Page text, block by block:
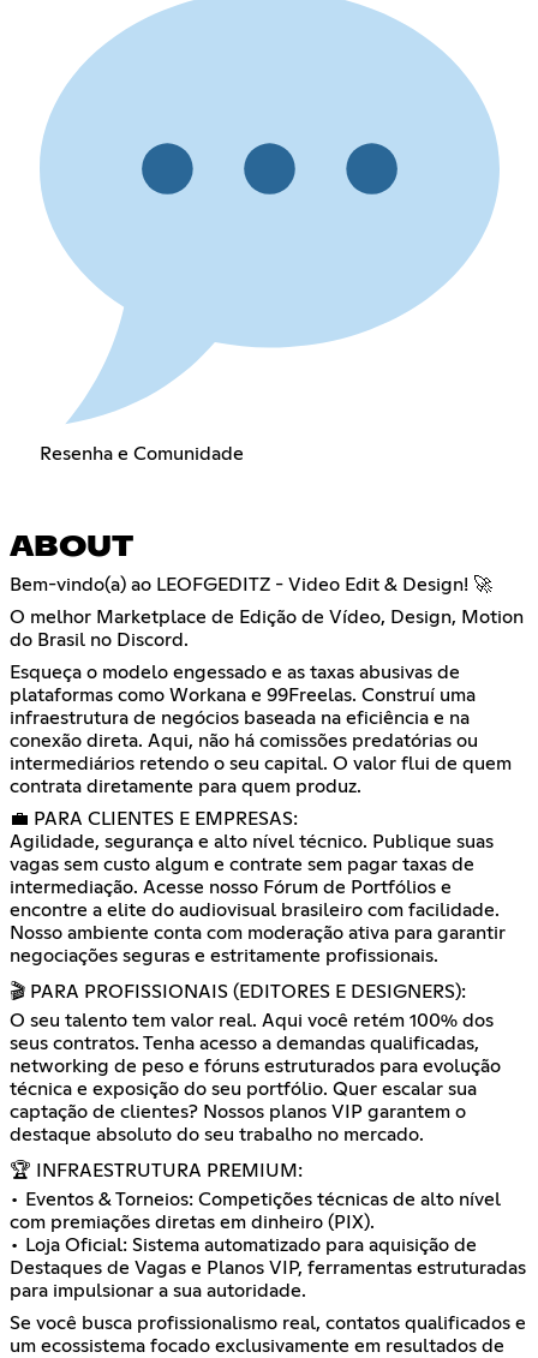
Resenha e Comunidade
ABOUT
Bem-vindo(a) ao LEOFGEDITZ - Video Edit & Design! 🚀
O melhor Marketplace de Edição de Vídeo, Design, Motion
do Brasil no Discord.
Esqueça o modelo engessado e as taxas abusivas de
plataformas como Workana e 99Freelas. Construí uma
infraestrutura de negócios baseada na eficiência e na
conexão direta. Aqui, não há comissões predatórias ou
intermediários retendo o seu capital. O valor flui de quem
contrata diretamente para quem produz.
💼 PARA CLIENTES E EMPRESAS:
Agilidade, segurança e alto nível técnico. Publique suas
vagas sem custo algum e contrate sem pagar taxas de
intermediação. Acesse nosso Fórum de Portfólios e
encontre a elite do audiovisual brasileiro com facilidade.
Nosso ambiente conta com moderação ativa para garantir
negociações seguras e estritamente profissionais.
🎬 PARA PROFISSIONAIS (EDITORES E DESIGNERS):
O seu talento tem valor real. Aqui você retém 100% dos
seus contratos. Tenha acesso a demandas qualificadas,
networking de peso e fóruns estruturados para evolução
técnica e exposição do seu portfólio. Quer escalar sua
captação de clientes? Nossos planos VIP garantem o
destaque absoluto do seu trabalho no mercado.
🏆 INFRAESTRUTURA PREMIUM:
• Eventos & Torneios: Competições técnicas de alto nível
com premiações diretas em dinheiro (PIX).
• Loja Oficial: Sistema automatizado para aquisição de
Destaques de Vagas e Planos VIP, ferramentas estruturadas
para impulsionar a sua autoridade.
Se você busca profissionalismo real, contatos qualificados e
um ecossistema focado exclusivamente em resultados de